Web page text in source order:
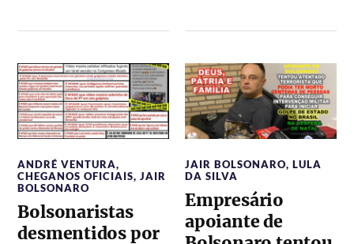
ANDRÉ VENTURA,
CHEGANOS OFICIAIS,JAIR
BOLSONARO
Bolsonaristas
desmentidos por
JAIR BOLSONARO,LULA
DA SILVA
Empresário
apoiante de